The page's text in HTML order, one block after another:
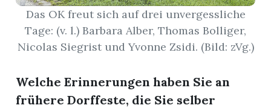
BurgDas OK freut sich auf drei unvergessliche
Tage: (v. l.) Barbara Alber, Thomas Bolliger,
Nicolas Siegrist und Yvonne Zsidi. (Bild: zVg.)
Welche Erinnerungen haben Sie an
frühere Dorffeste, die Sie selber